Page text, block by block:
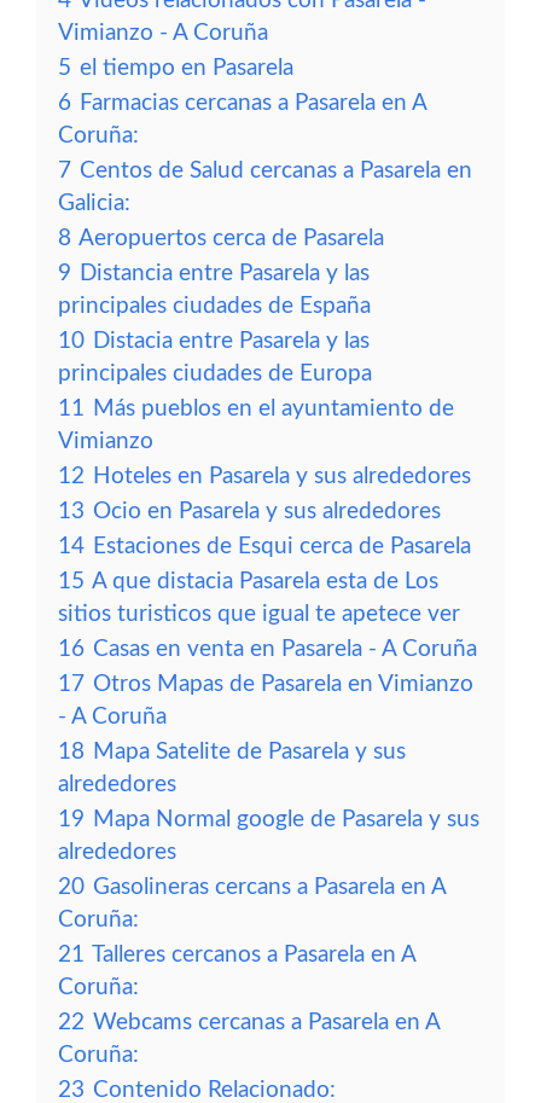
Vimianzo - A Coruña
5 el tiempo en Pasarela
6 Farmacias cercanas a Pasarela en A
Coruña:
7 Centos de Salud cercanas a Pasarela en
Galicia:
8 Aeropuertos cerca de Pasarela
9 Distancia entre Pasarela y las
principales ciudades de España
10 Distacia entre Pasarela y las
principales ciudades de Europa
11 Más pueblos en el ayuntamiento de
Vimianzo
12 Hoteles en Pasarela y sus alrededores
13 Ocio en Pasarela y sus alrededores
14 Estaciones de Esqui cerca de Pasarela
15 A que distacia Pasarela esta de Los
sitios turisticos que igual te apetece ver
16 Casas en venta en Pasarela - A Coruña
17 Otros Mapas de Pasarela en Vimianzo
- A Coruña
18 Mapa Satelite de Pasarela y sus
alrededores
19 Mapa Normal google de Pasarela y sus
alrededores
20 Gasolineras cercans a Pasarela en A
Coruña:
21 Talleres cercanos a Pasarela en A
Coruña:
22 Webcams cercanas a Pasarela en A
Coruña:
23 Contenido Relacionado: